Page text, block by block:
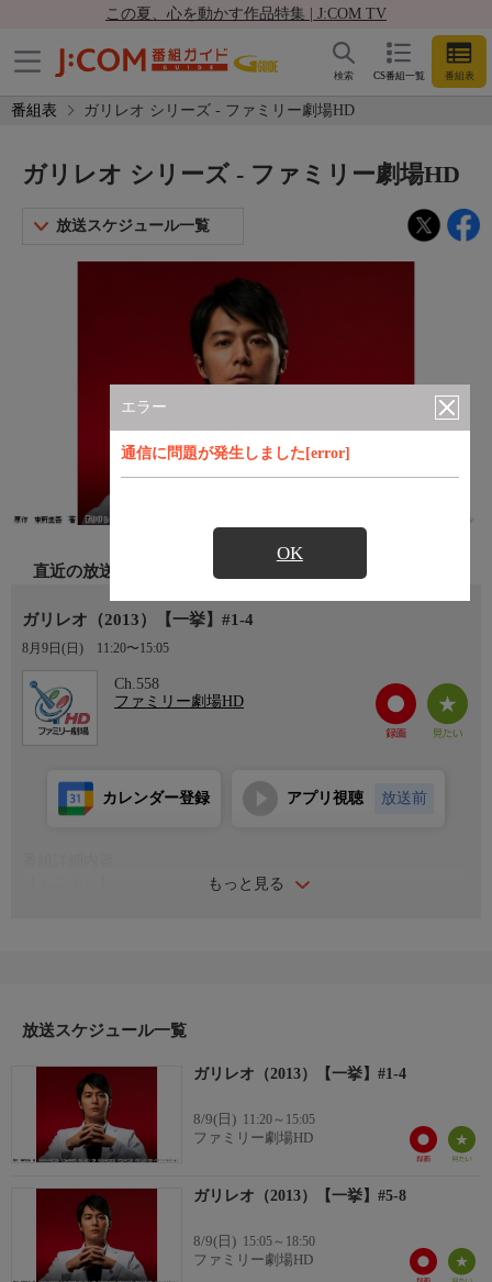
この夏、心を動かす作品特集 | J:COM TV
CS番組一覧 番組表
検索
番組表 ガリレオ シリーズ - ファミリー劇場HD
エラー
通信に問題が発生しました[error]
OK
ガリレオ シリーズ - ファミリー劇場HD
放送スケジュール一覧
直近の放送
ガリレオ（2013）【一挙】#1-4
8月9日(日) 11:20〜15:05
Ch.558
ファミリー劇場HD
もっと見る
カレンダー登録 アプリ視聴 放送前
ルで起きた“ある事件”について話し始める・・・。
【原作】：東野圭吾「ガリレオの苦悩」「聖女の救済」「虚像の
道化師 ガリレオ７」「禁断の魔術 ガリレオ８」（ともに文藝春
秋刊） 【脚本】：福田靖 【演出】：西坂瑞城、澤田鎌作
【キャスト】
ウ、北村一輝、渡辺いっけい ほか
【サブタイトル】
『#1-4 幻惑す（まどわす）帰ってきた変人！第1話は物理学対
念力！！/指標す（しめす）死を呼ぶ水晶振り子！変人vs美少女/
放送スケジュール一覧
ガリレオ（2013）【一挙】#1-4
8/9(日) 11:20～15:05
ファミリー劇場HD
ガリレオ（2013）【一挙】#5-8
8/9(日) 15:05～18:50
ファミリー劇場HD